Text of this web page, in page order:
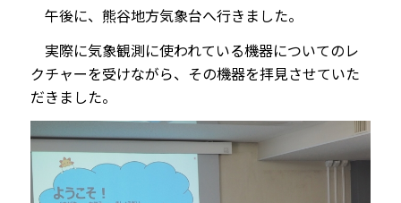
午後に、熊谷地方気象台へ行きました。
実際に気象観測に使われている機器についてのレ
クチャーを受けながら、その機器を拝見させていた
だきました。